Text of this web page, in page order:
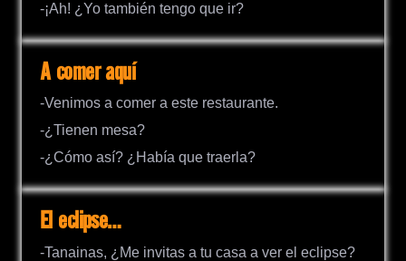
-¡Ah! ¿Yo también tengo que ir?
A comer aquí
-Venimos a comer a este restaurante.
-¿Tienen mesa?
-¿Cómo así? ¿Había que traerla?
El eclipse…
-Tanainas, ¿Me invitas a tu casa a ver el eclipse?